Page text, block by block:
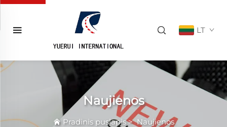
LT
Naujienos
Pradinis puslapis>Naujienos